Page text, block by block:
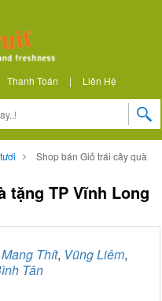
Thanh Toán | Liên Hệ
Shop bán Giỏ trái cây quà
tặng TP Vĩnh Long
Mang Thít, Vũng Liêm,
Tân